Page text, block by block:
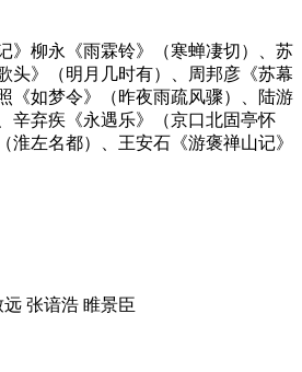
》柳永《雨霖铃》（寒蝉凄切）、苏
头》（明月几时有）、周邦彦《苏幕
《如梦令》（昨夜雨疏风骤）、陆游
辛弃疾《永遇乐》（京口北固亭怀
淮左名都）、王安石《游褒禅山记》
张谙浩 睢景臣